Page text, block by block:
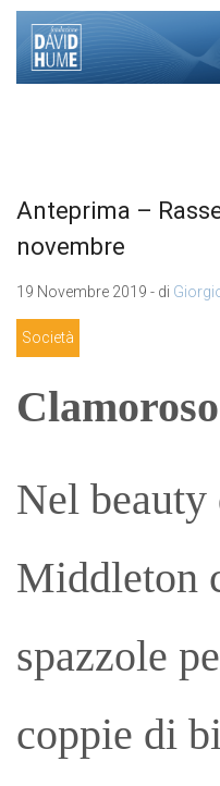
Anteprima –
novembre
19 Novembre 2019 - di
Società
Clamoroso
Nel
Middleton
spazzole
coppie di